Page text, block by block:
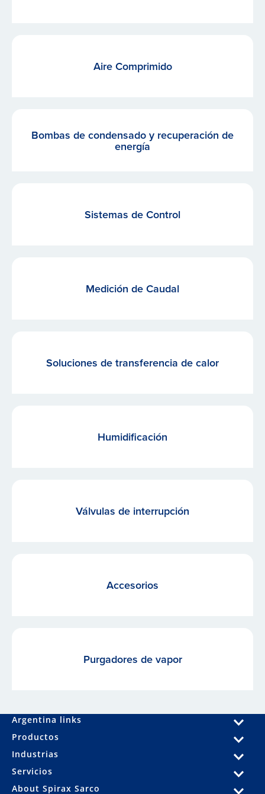
Aire Comprimido
Bombas de condensado y recuperación de
energía
Sistemas de Control
Medición de Caudal
Soluciones de transferencia de calor
Humidificación
Válvulas de interrupción
Accesorios
Purgadores de vapor
Argentina links
Productos
Industrias
Servicios
About Spirax Sarco